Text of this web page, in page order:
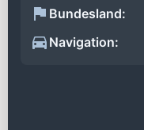
Bundesland:
Navigation: